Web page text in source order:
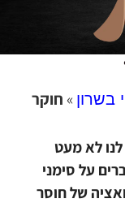
בשרון » חוקר
לנו לא מעט
על סימני
של חוסר